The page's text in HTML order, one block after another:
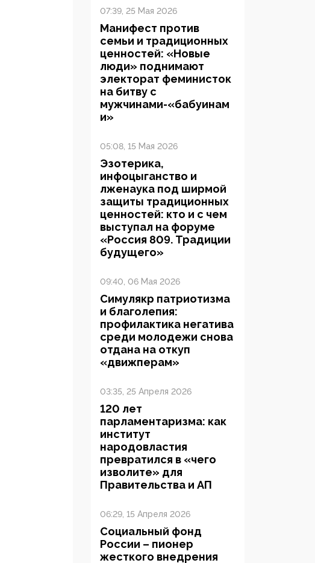
07:39, 25 Мая 2026
Манифест против
семьи и традиционных
ценностей: «Новые
люди» поднимают
электорат феминисток
на битву с
мужчинами-«бабуинам
и»
05:08, 15 Мая 2026
Эзотерика,
инфоцыганство и
лженаука под ширмой
защиты традиционных
ценностей: кто и с чем
выступал на форуме
«Россия 809. Традиции
будущего»
09:40, 06 Мая 2026
Симулякр патриотизма
и благолепия:
профилактика негатива
среди молодежи снова
отдана на откуп
«движперам»
03:35, 25 Апреля 2026
120 лет
парламентаризма: как
институт
народовластия
превратился в «чего
изволите» для
Правительства и АП
06:29, 15 Апреля 2026
Социальный фонд
России – пионер
жесткого внедрения